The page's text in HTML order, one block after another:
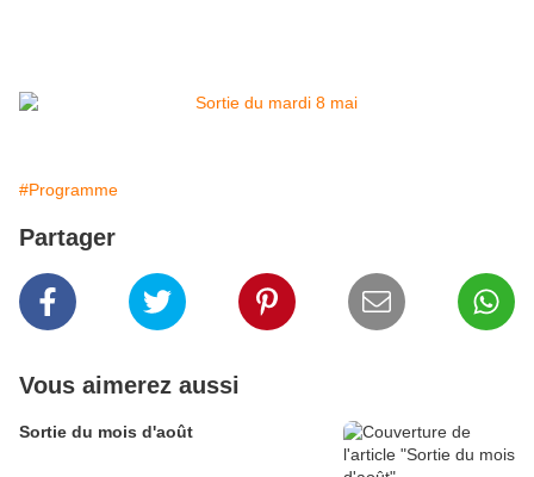
#Programme
Partager
Vous aimerez aussi
Sortie du mois d'août